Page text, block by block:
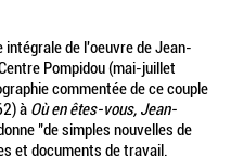
de l'oeuvre de Jean-
Pompidou (mai-juillet
commentée de ce couple
à Où en êtes-vous, Jean-
"de simples nouvelles de
et documents de travail.